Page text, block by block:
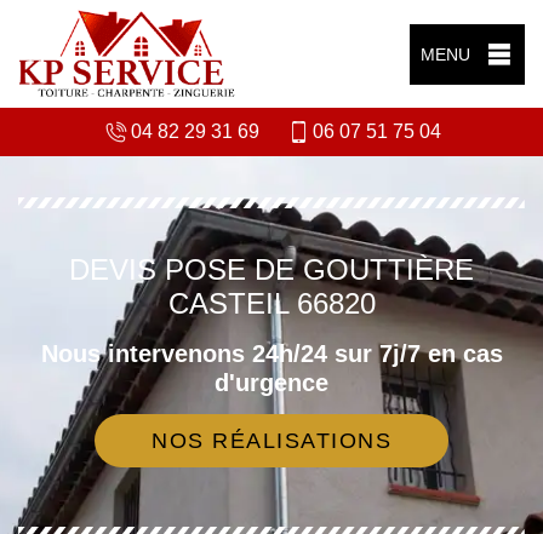
MENU
04 82 29 31 69 06 07 51 75 04
DEVIS POSE DE GOUTTIÈRE
CASTEIL 66820
Nous intervenons 24h/24 sur 7j/7 en cas
d'urgence
NOS RÉALISATIONS